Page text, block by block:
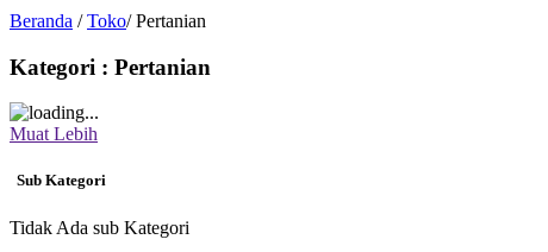
Beranda /Toko/ Pertanian
Kategori : Pertanian
Muat Lebih
Sub Kategori
Tidak Ada sub Kategori